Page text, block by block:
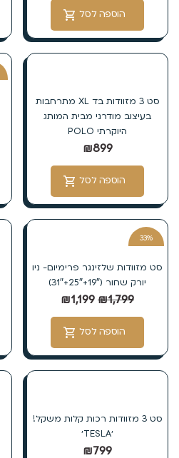
הוספה לסל
סט 3 מזוודות בד XL מתרחבות
בעיצוב מודרני מבית המותג
היוקרתי POLO
₪899
הוספה לסל
33%
סט מזוודות שלזינגר פרימיום- ניו
יורק שחור (19″+25″+31″)
₪1,799
₪1,199
הוספה לסל
סט 3 מזוודות רכות קלות משקל!
׳TESLA׳
₪799